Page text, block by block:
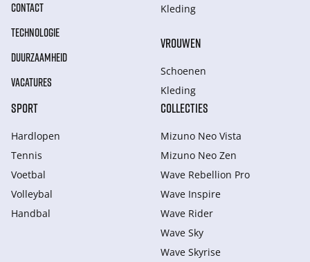
CONTACT
TECHNOLOGIE
DUURZAAMHEID
VACATURES
Kleding
VROUWEN
Schoenen
Kleding
SPORT
Hardlopen
Tennis
Voetbal
Volleybal
Handbal
COLLECTIES
Mizuno Neo Vista
Mizuno Neo Zen
Wave Rebellion Pro
Wave Inspire
Wave Rider
Wave Sky
Wave Skyrise